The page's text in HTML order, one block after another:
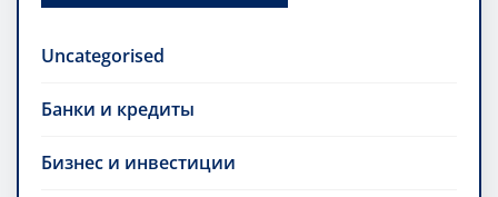
Uncategorised
Банки и кредиты
Бизнес и инвестиции